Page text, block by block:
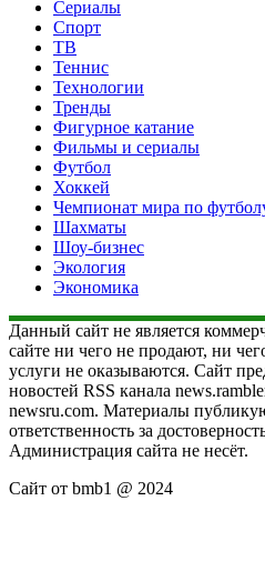
Сериалы
Спорт
ТВ
Теннис
Технологии
Тренды
Фигурное катание
Фильмы и сериалы
Футбол
Хоккей
Чемпионат мира по
Шахматы
Шоу-бизнес
Экология
Экономика
Данный сайт не является
сайте ни чего не продают, ни
услуги не оказываются. Сайт
новостей RSS канала
newsru.com. Материалы
ответственность за
Администрация сайта не несёт.
Сайт от bmb1 @ 2024